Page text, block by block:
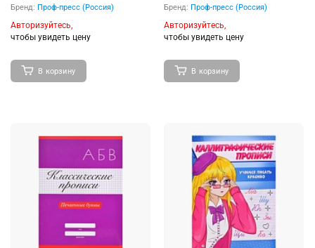
Бренд: Проф-пресс (Россия)
Авторизуйтесь,
чтобы увидеть цену
В корзину
Бренд: Проф-пресс (Россия)
Авторизуйтесь,
чтобы увидеть цену
В корзину